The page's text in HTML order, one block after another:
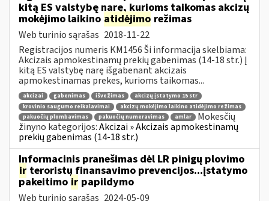
kitą ES valstybę narę, kurioms taikomas akcizų
mokėjimo laikino atidėjimo režimas
Web turinio sąrašas 2018-11-22
Registracijos numeris KM1456 Ši informacija skelbiama:
Akcizais apmokestinamų prekių gabenimas (14-18 str.) Į
kitą ES valstybę narę išgabenant akcizais
apmokestinamas prekes, kurioms taikomas...
akcizai gabenimas išvežimas
akcizų įstatymo 15 str
krovinio saugumo reikalavimai
akcizų mokėjimo laikino atidėjimo režimas
pakuočių plombavimas
pakuočių numeravimas amlar
Mokesčių
žinyno kategorijos:Akcizai » Akcizais apmokestinamų
prekių gabenimas (14-18 str.)
Informacinis pranešimas dėl LR pinigų plovimo
ir teroristų finansavimo prevencijos...įstatymo
pakeitimo ir papildymo
Web turinio sąrašas 2024-05-09